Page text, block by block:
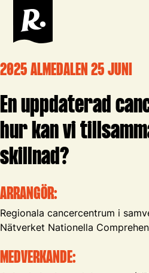
2025 ALMEDALEN 25 JUNI
En uppdaterad
hur kan vi
skillnad?
ARRANGÖR:
Regionala cancercentrum i
Nätverket Nationella
MEDVERKANDE: